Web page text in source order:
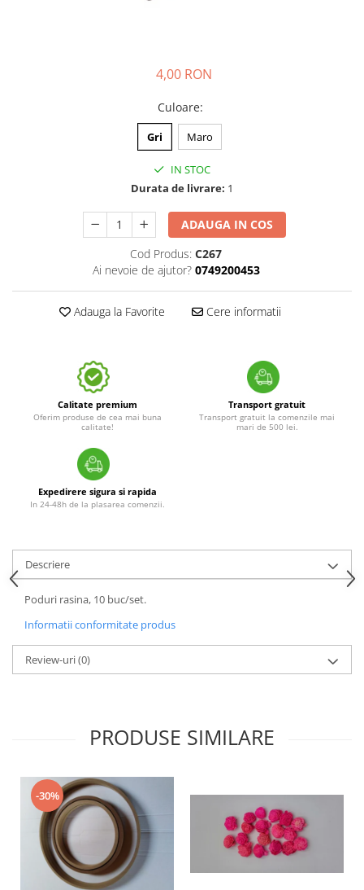
4,00 RON
Culoare:
Gri Maro
IN STOC
Durata de livrare: 1
ADAUGA IN COS
Cod Produs: C267
Ai nevoie de ajutor? 0749200453
Adauga la Favorite Cere informatii
Calitate premium
Oferim produse de cea mai buna
calitate!
Transport gratuit
Transport gratuit la comenzile mai
mari de 500 lei.
Expedirere sigura si rapida
In 24-48h de la plasarea comenzii.
Descriere
Poduri rasina, 10 buc/set.
Informatii conformitate produs
Review-uri(0)
PRODUSE SIMILARE
-30%